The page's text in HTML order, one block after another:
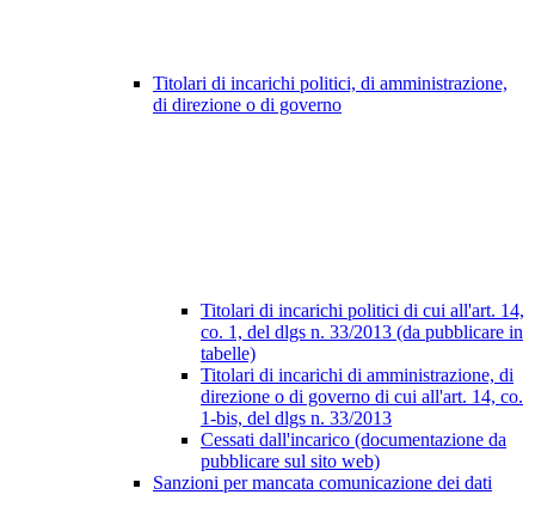
Titolari di incarichi politici, di amministrazione,
di direzione o di governo
Titolari di incarichi politici di cui all'art. 14,
co. 1, del dlgs n. 33/2013 (da pubblicare in
tabelle)
Titolari di incarichi di amministrazione, di
direzione o di governo di cui all'art. 14, co.
1-bis, del dlgs n. 33/2013
Cessati dall'incarico (documentazione da
pubblicare sul sito web)
Sanzioni per mancata comunicazione dei dati